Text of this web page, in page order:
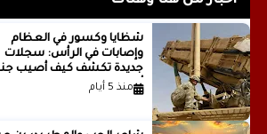
شظايا وكسور في العظام
وإصابات في الرأس: سجلات
جديدة تكشف كيف أصيب
أمريكيون في الحرب الإيرانية
منذ 5 أيام